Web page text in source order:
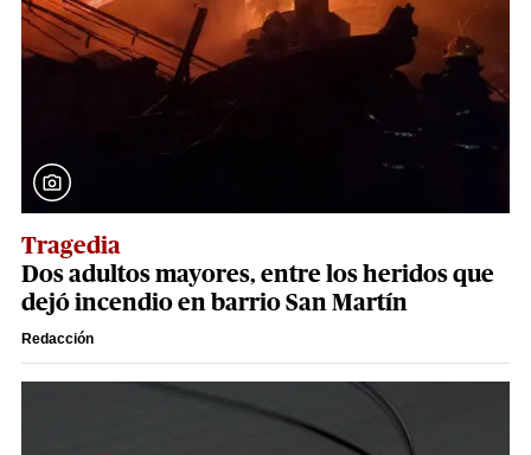
Tragedia
Dos adultos mayores, entre los heridos que
dejó incendio en barrio San Martín
Redacción